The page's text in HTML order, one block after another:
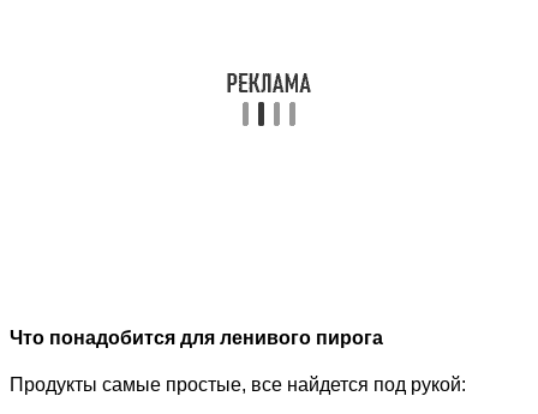
Что понадобится для ленивого пирога
Продукты самые простые, все найдется под рукой: